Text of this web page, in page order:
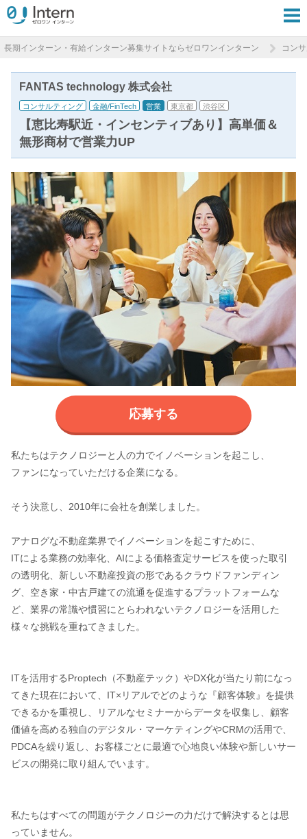
長期インターン・有給インターン募集サイトならゼロワンインターン コン
FANTAS technology 株式会社
コンサルティング 金融/FinTech 営業 東京都 渋谷区
【恵比寿駅近・インセンティブあり】高単価＆
無形商材で営業力UP
応募する
私たちはテクノロジーと人の力でイノベーションを起こし、
ファンになっていただける企業になる。
そう決意し、2010年に会社を創業しました。
アナログな不動産業界でイノベーションを起こすために、
ITによる業務の効率化、AIによる価格査定サービスを使った取引
の透明化、新しい不動産投資の形であるクラウドファンディン
グ、空き家・中古戸建ての流通を促進するプラットフォームな
ど、業界の常識や慣習にとらわれないテクノロジーを活用した
様々な挑戦を重ねてきました。
ITを活用するProptech（不動産テック）やDX化が当たり前になっ
てきた現在において、IT×リアルでどのような『顧客体験』を提供
できるかを重視し、リアルなセミナーからデータを収集し、顧客
価値を高める独自のデジタル・マーケティングやCRMの活用で、
PDCAを繰り返し、お客様ごとに最適で心地良い体験や新しいサー
ビスの開発に取り組んでいます。
私たちはすべての問題がテクノロジーの力だけで解決するとは思
っていません。